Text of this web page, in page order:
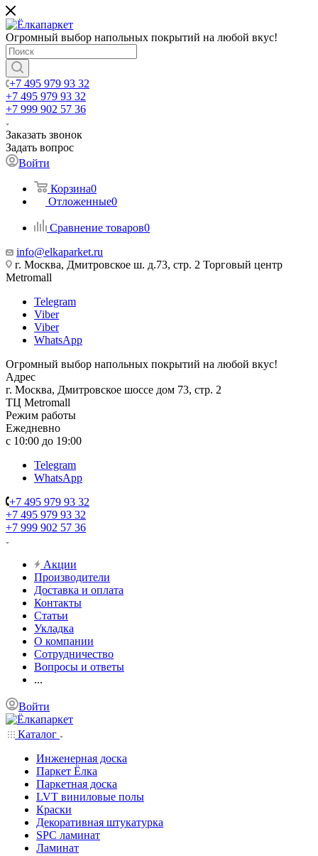
Огромный выбор напольных покрытий на любой вкус!
+7 495 979 93 32
+7 495 979 93 32
+7 999 902 57 36
Заказать звонок
Задать вопрос
Войти
Корзина0
Отложенные0
Сравнение товаров0
info@elkaparket.ru
г. Москва, Дмитровское ш. д.73, стр. 2 Торговый центр
Metromall
Telegram
Viber
Viber
WhatsApp
Огромный выбор напольных покрытий на любой вкус!
Адрес
г. Москва, Дмитровское шоссе дом 73, стр. 2
ТЦ Metromall
Режим работы
Ежедневно
с 10:00 до 19:00
Telegram
WhatsApp
+7 495 979 93 32
+7 495 979 93 32
+7 999 902 57 36
Акции
Производители
Доставка и оплата
Контакты
Статьи
Укладка
О компании
Сотрудничество
Вопросы и ответы
...
Войти
Каталог
Инженерная доска
Паркет Ёлка
Паркетная доска
LVT виниловые полы
Краски
Декоративная штукатурка
SPC ламинат
Ламинат